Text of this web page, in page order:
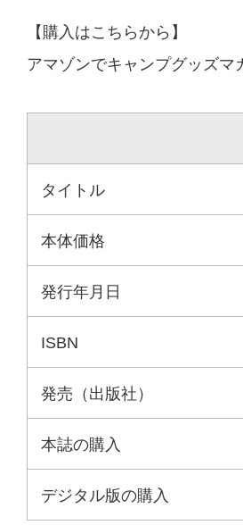
【購入はこちらから】
アマゾンでキャンプグッズマ
タイトル
本体価格
発行年月日
ISBN
発売（出版社）
本誌の購入
デジタル版の購入